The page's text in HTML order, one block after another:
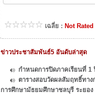
เฉลี่ย : Not Rated
ข่าวประชาสัมพันธ์5 อันดับล่าสุด
กำหนดการปิดภาคเรียนที่ 1
ตารางสอบวัดผลสัมฤทธิ์ทา
การศึกษามัธยมศึกษาชลบุรี ระยอ